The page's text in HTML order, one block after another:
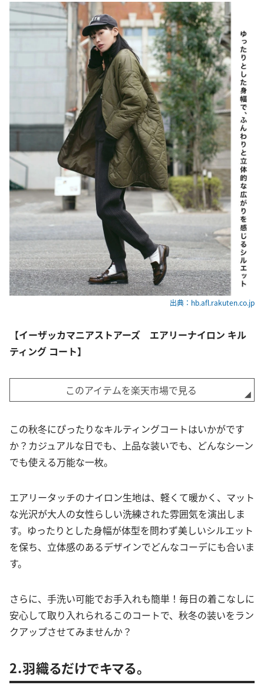
出典：hb.afl.rakuten.co.jp
【イーザッカマニアストアーズ エアリーナイロン キル
ティング コート】
このアイテムを楽天市場で見る
この秋冬にぴったりなキルティングコートはいかがです
か？カジュアルな日でも、上品な装いでも、どんなシーン
でも使える万能な一枚。
エアリータッチのナイロン生地は、軽くて暖かく、マット
な光沢が大人の女性らしい洗練された雰囲気を演出しま
す。ゆったりとした身幅が体型を問わず美しいシルエット
を保ち、立体感のあるデザインでどんなコーデにも合いま
す。
さらに、手洗い可能でお手入れも簡単！毎日の着こなしに
安心して取り入れられるこのコートで、秋冬の装いをラン
クアップさせてみませんか？
2.羽織るだけでキマる。